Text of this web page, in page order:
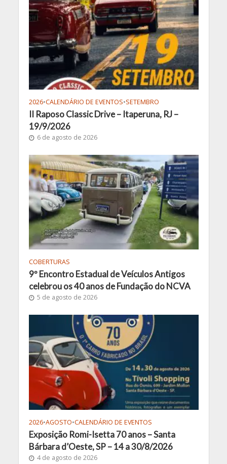
2026•CALENDÁRIO DE EVENTOS•SETEMBRO
II Raposo Classic Drive – Itaperuna, RJ –
19/9/2026
6 de agosto de 2026
COBERTURAS
9º Encontro Estadual de Veículos Antigos
celebrou os 40 anos de Fundação do NCVA
5 de agosto de 2026
2026•AGOSTO•CALENDÁRIO DE EVENTOS
Exposição Romi-Isetta 70 anos – Santa
Bárbara d’Oeste, SP – 14 a 30/8/2026
4 de agosto de 2026